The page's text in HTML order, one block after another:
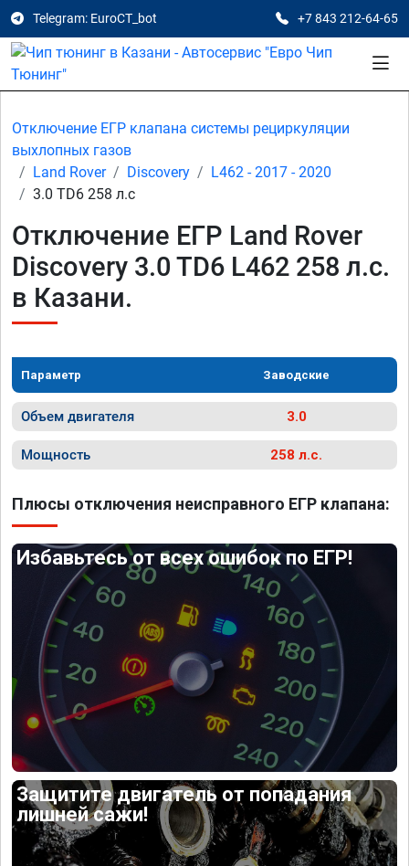
Telegram: EuroCT_bot +7 843 212-64-65
Отключение ЕГР клапана системы рециркуляции
выхлопных газов
Land Rover
Discovery
L462 - 2017 - 2020
3.0 TD6 258 л.с
Отключение ЕГР Land Rover
Discovery 3.0 TD6 L462 258 л.с.
в Казани.
Параметр Заводские
Объем двигателя 3.0
Мощность 258 л.с.
Плюсы отключения неисправного ЕГР клапана:
Избавьтесь от всех ошибок по ЕГР!
Защитите двигатель от попадания
лишней сажи!